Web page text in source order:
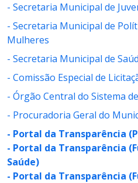
- Secretaria Municipal de
- Secretaria Municipal de
Mulheres
- Secretaria Municipal de
- Comissão Especial de
- Órgão Central do Sistema
- Procuradoria Geral do
- Portal da Transparência
- Portal da Transparência
Saúde)
- Portal da Transparência